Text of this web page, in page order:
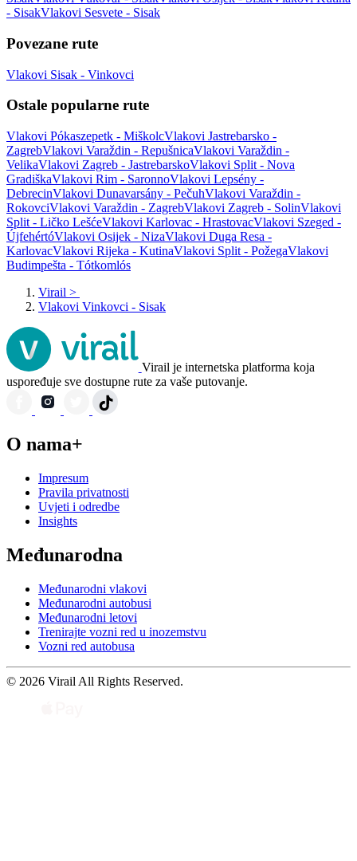
- SisakVlakovi Sesvete - Sisak
Povezane rute
Vlakovi Sisak - Vinkovci
Ostale popularne rute
Vlakovi Pókaszepetk - MiškolcVlakovi Jastrebarsko -
ZagrebVlakovi Varaždin - RepušnicaVlakovi Varaždin -
VelikaVlakovi Zagreb - JastrebarskoVlakovi Split - Nova
GradiškaVlakovi Rim - SaronnoVlakovi Lepsény -
DebrecinVlakovi Dunavarsány - PečuhVlakovi Varaždin -
RokovciVlakovi Varaždin - ZagrebVlakovi Zagreb - SolinVlakovi
Split - Ličko LešćeVlakovi Karlovac - HrastovacVlakovi Szeged -
ÚjfehértóVlakovi Osijek - NizaVlakovi Duga Resa -
KarlovacVlakovi Rijeka - KutinaVlakovi Split - PožegaVlakovi
Budimpešta - Tótkomlós
Virail >
Vlakovi Vinkovci - Sisak
Virail je internetska platforma koja
uspoređuje sve dostupne rute za vaše putovanje.
O nama+
Impresum
Pravila privatnosti
Uvjeti i odredbe
Insights
Međunarodna
Međunarodni vlakovi
Međunarodni autobusi
Međunarodni letovi
Trenirajte vozni red u inozemstvu
Vozni red autobusa
© 2026 Virail All Rights Reserved.